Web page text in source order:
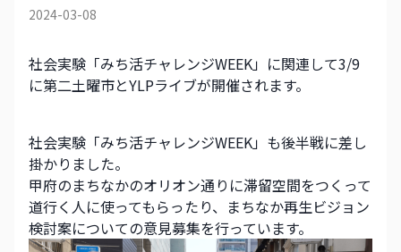
2024-03-08
社会実験「みち活チャレンジWEEK」に関連して3/9
に第二土曜市とYLPライブが開催されます。
社会実験「みち活チャレンジWEEK」も後半戦に差し
掛かりました。
甲府のまちなかのオリオン通りに滞留空間をつくって
道行く人に使ってもらったり、まちなか再生ビジョン
検討案についての意見募集を行っています。